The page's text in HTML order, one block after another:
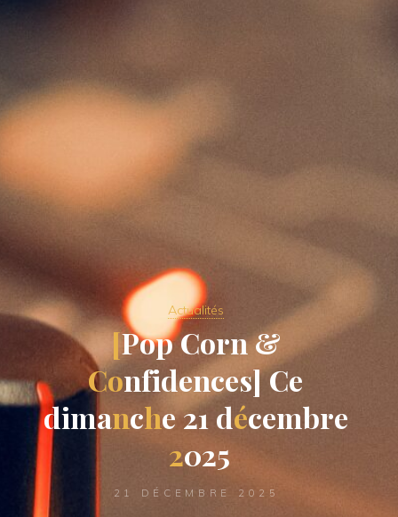
Actualités
[PopCorn&
Confidences]Ce
dimanche21 décembre
2025
21 DÉCEMBRE 2025